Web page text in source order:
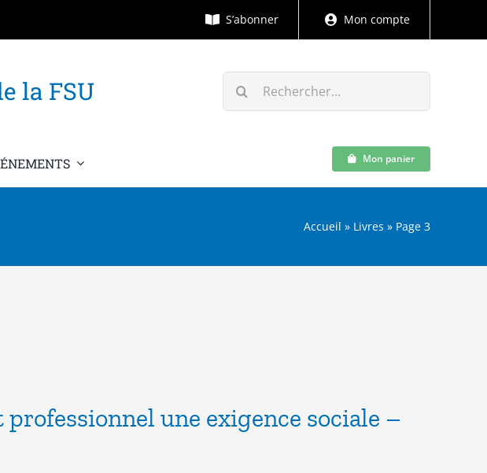
S’abonner Mon compte
la FSU Rechercher:
Mon panier
Accueil » Livres » Page 3
une exigence sociale –